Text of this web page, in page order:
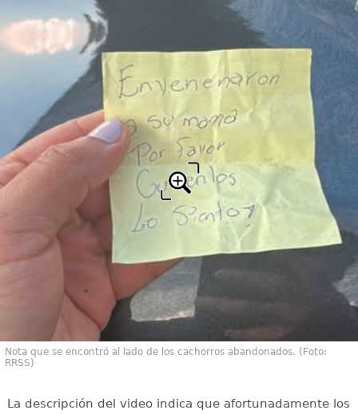
Nota que se encontró al lado de los cachorros abandonados. (Foto:
RRSS)
La descripción del video indica que afortunadamente los